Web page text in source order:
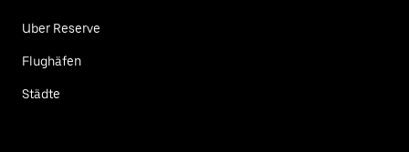
Uber Reserve
Flughäfen
Städte